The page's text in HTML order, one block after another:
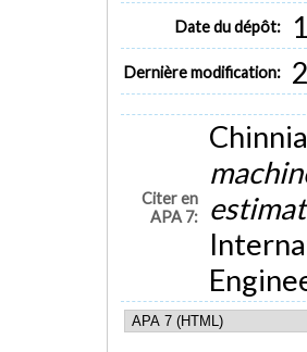
Date du dépôt:
Dernière modification:
Citer en
APA 7: